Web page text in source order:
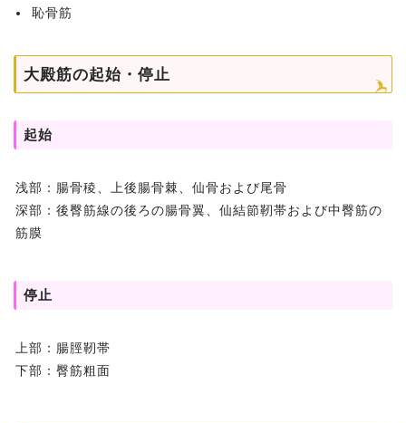
恥骨筋
大殿筋の起始・停止
起始
浅部：腸骨稜、上後腸骨棘、仙骨および尾骨
深部：後臀筋線の後ろの腸骨翼、仙結節靭帯および中臀筋の
筋膜
停止
上部：腸脛靭帯
下部：臀筋粗面